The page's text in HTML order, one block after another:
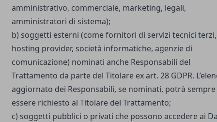
amministrativo, commerciale, marketing, legali,
amministratori di sistema);
b) soggetti esterni (come fornitori di servizi tecnici terzi,
hosting provider, società informatiche, agenzie di
comunicazione) nominati anche Responsabili del
Trattamento da parte del Titolare ex art. 28 GDPR.
aggiornato dei Responsabili, se nominati, potrà sempre
essere richiesto al Titolare del Trattamento;
c) soggetti pubblici o privati che possono accedere ai